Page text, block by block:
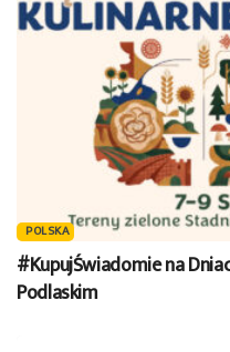
POLSKA
#KupujŚwiadomie na
Podlaskim